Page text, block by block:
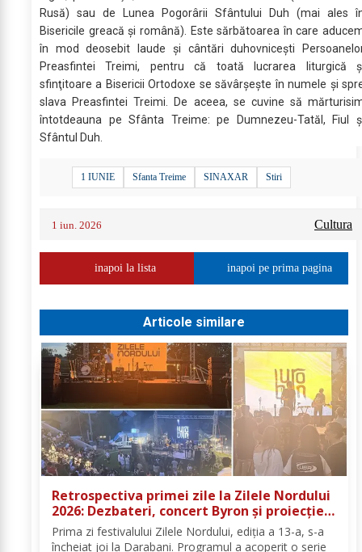
Rusă) sau de Lunea Pogorârii Sfântului Duh (mai ales
Bisericile greacă şi română). Este sărbătoarea în care
în mod deosebit laude şi cântări duhovniceşti
Preasfintei Treimi, pentru că toată lucrarea liturgică
sfinţitoare a Bisericii Ortodoxe se săvârşeşte în numele şi
slava Preasfintei Treimi. De aceea, se cuvine să
întotdeauna pe Sfânta Treime: pe Dumnezeu-Tatăl, Fiul
Sfântul Duh.
1 IUNIE Sfanta Treime SINAXAR Stiri
1 iun. 2026 Cultura
inapoi la lista inapoi pe prima pagina
Articole similare
Retrospectiva primei zile la Zilele Nordului
2026: Dezbateri, concert Byron și proiecție
de film
Prima zi festivalului Zilele Nordului, ediția a 13-a, s-a
încheiat joi la Darabani. Programul a acoperit o serie